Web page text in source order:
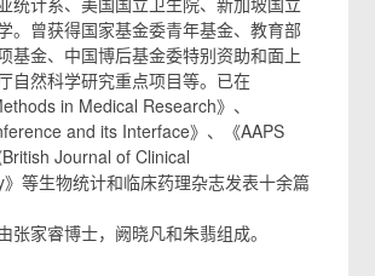
。曾获得国家基金委青年基金、教育部
基金、中国博后基金委特别资助和面上
自然科学研究重点项目等。已在
in Medical Research》、
and its Interface》、《AAPS
Journal of Clinical
等生物统计和临床药理杂志发表十余篇
张家睿博士，阙晓凡和朱翡组成。